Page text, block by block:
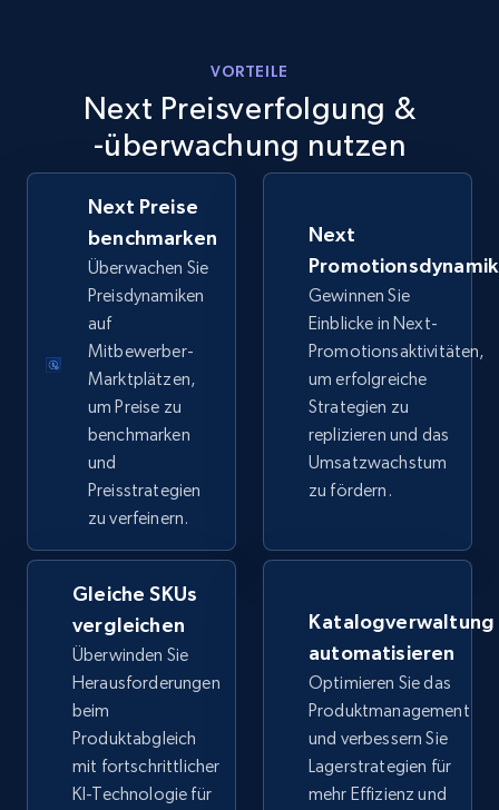
875+ Jetzt anfangen
Walmart - products - Discover products by
using sku numbers
URL, Final price, Sku, Currency, Gtin,
Specifications, Image urls, Top reviews, and
5.6K+ Jetzt anfangen
TikTok Shop
URL, Title, Available, Description, Currency, Initial
price, Final price, Discount percent, and more.
TikTok Shop - category
URL, Title, Available, Description, Currency, Initial
price, Final price, Discount percent, and more.
5.4K+ 668+ Jetzt anfangen
VORTEILE
Next Preisverfolgung &
-überwachung nutzen
Next Preise
benchmarken
Überwachen Sie
Preisdynamiken
auf
Mitbewerber-
Marktplätzen,
um Preise zu
benchmarken
und
Preisstrategien
zu verfeinern.
Next
Gewinnen Sie
Einblicke in Next-
Promotionsaktivitäten,
um erfolgreiche
Strategien zu
replizieren und das
Umsatzwachstum
zu fördern.
Gleiche SKUs
vergleichen
Überwinden Sie
Herausforderungen
beim
Produktabgleich
mit fortschrittlicher
KI-Technologie für
Katalogverwaltung
automatisieren
Optimieren Sie das
Produktmanagement
und verbessern Sie
Lagerstrategien für
mehr Effizienz und